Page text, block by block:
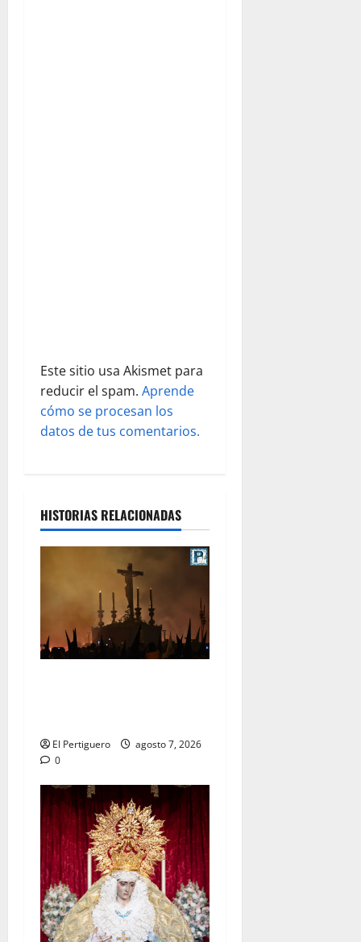
a
d
a
Este sitio usa Akismet para
reducir el spam. Aprende
cómo se procesan los
datos de tus comentarios.
HISTORIAS RELACIONADAS
El Pertiguero
agosto 7, 2026
0